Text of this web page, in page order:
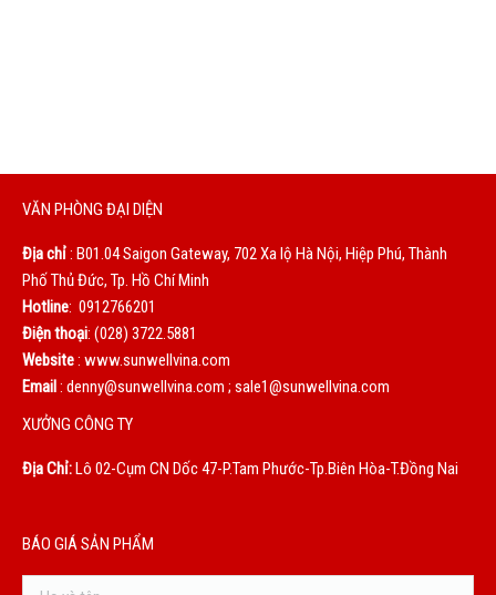
VĂN PHÒNG ĐẠI DIỆN
Địa chỉ: B01.04 Saigon Gateway, 702 Xa lộ Hà Nội, Hiệp Phú, Thành
Phố Thủ Đức, Tp. Hồ Chí Minh
Hotline: 0912766201
Điện thoại: (028) 3722.5881
Website: www.sunwellvina.com
Email: denny@sunwellvina.com ; sale1@sunwellvina.com
XƯỞNG CÔNG TY
Địa Chỉ:Lô 02-Cụm CN Dốc 47-P.Tam Phước-Tp.Biên Hòa-T.Đồng Nai
BÁO GIÁ SẢN PHẨM